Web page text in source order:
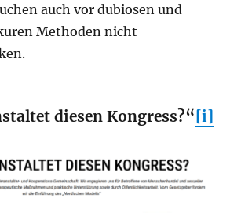
auch vor dubiosen und
Methoden nicht
diesen Kongress?“[i]